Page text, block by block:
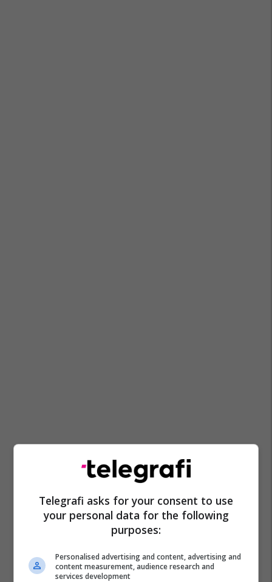
Telegrafi asks for your consent to use
your personal data for the following
purposes:
Personalised advertising and content, advertising and
content measurement, audience research and
services development